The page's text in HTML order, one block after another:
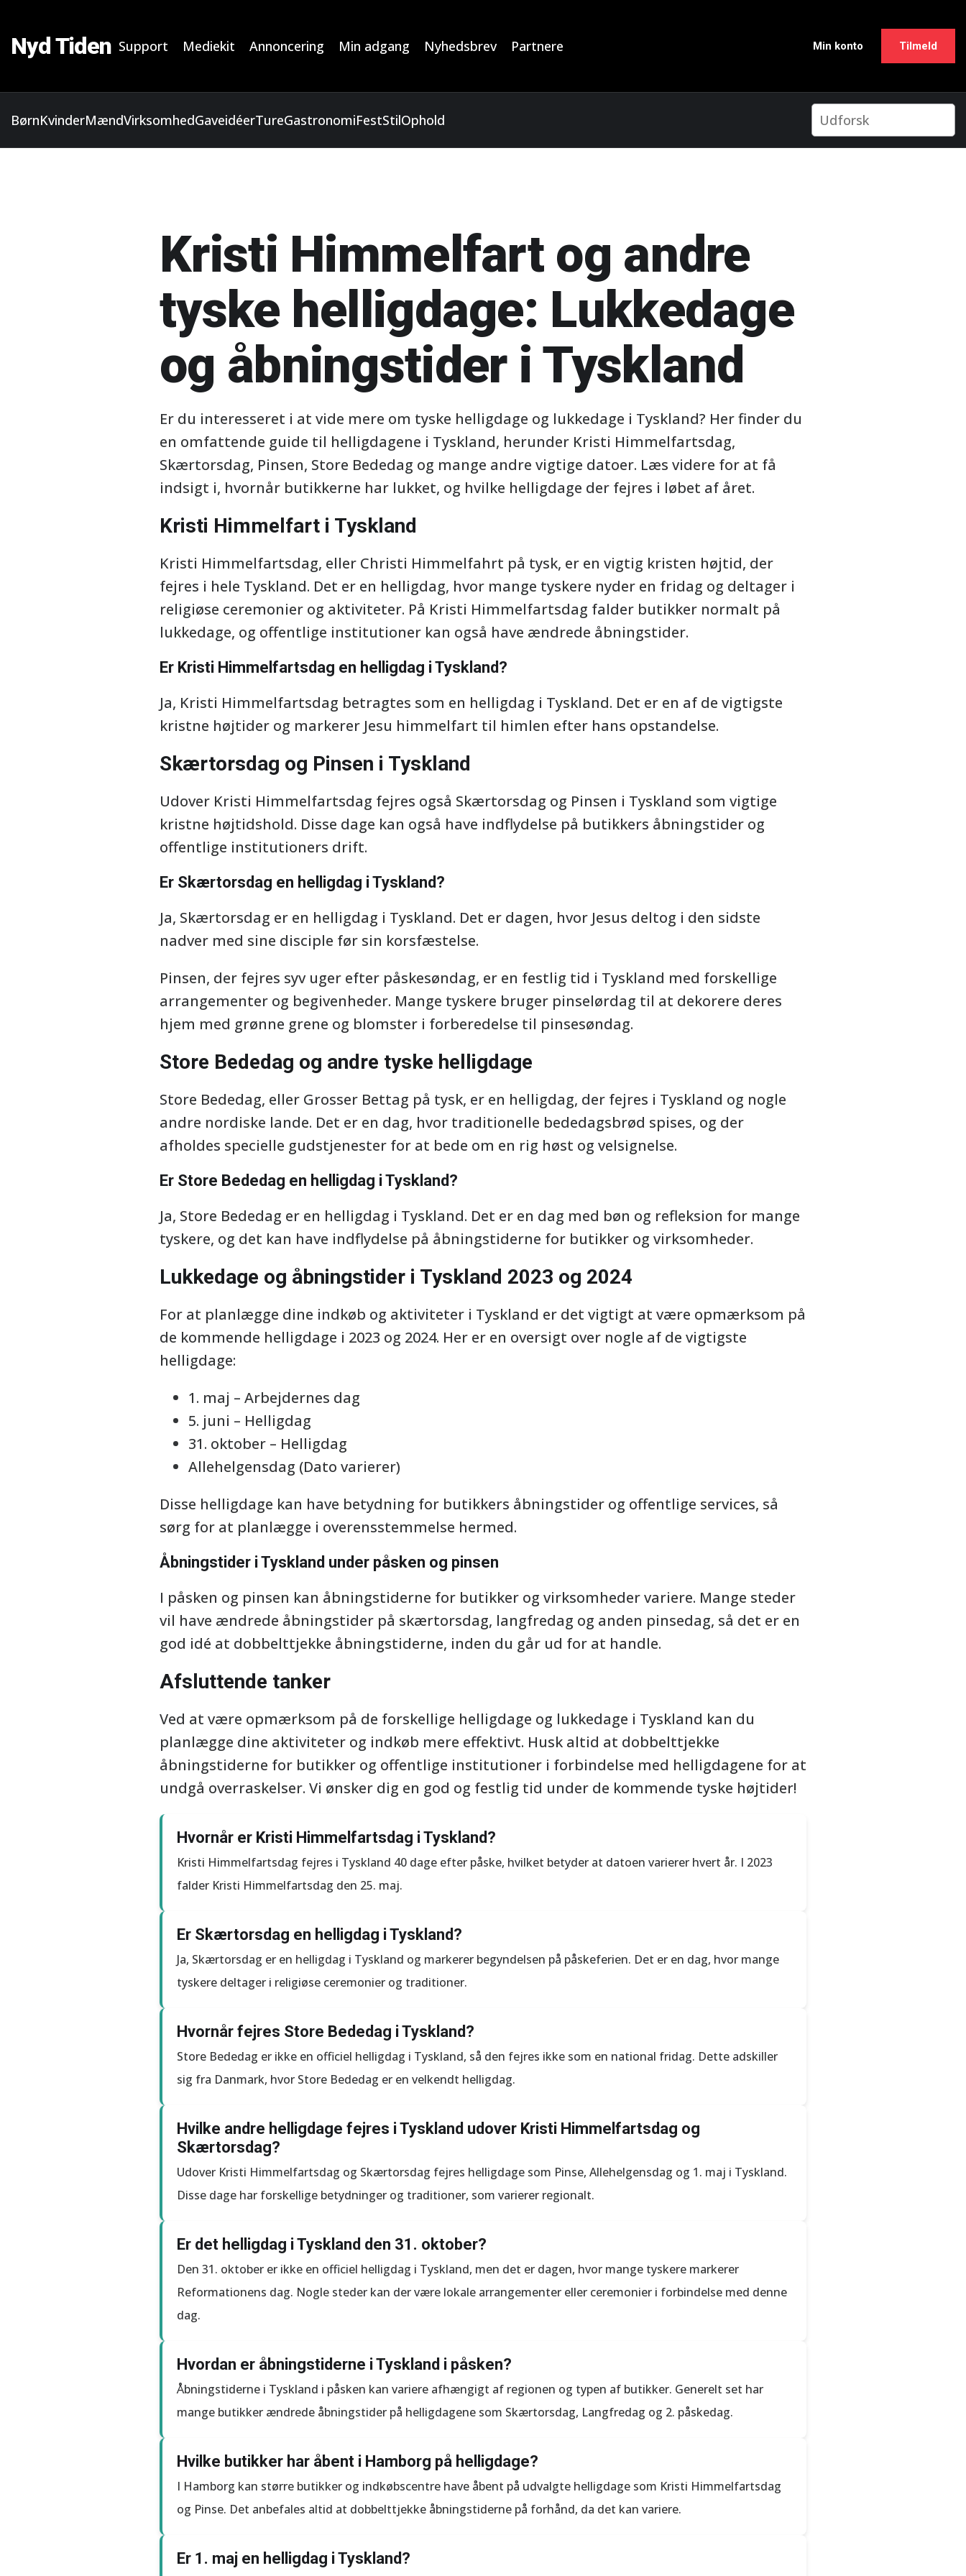
Nyd Tiden Support Mediekit Annoncering Min adgang Nyhedsbrev Partnere Min konto Tilmeld
BørnKvinderMændVirksomhedGaveidéerTureGastronomiFestStilOphold
Kristi Himmelfart og andre
tyske helligdage: Lukkedage
og åbningstider i Tyskland
Er du interesseret i at vide mere om tyske helligdage og lukkedage i Tyskland? Her finder du
en omfattende guide til helligdagene i Tyskland, herunder Kristi Himmelfartsdag,
Skærtorsdag, Pinsen, Store Bededag og mange andre vigtige datoer. Læs videre for at få
indsigt i, hvornår butikkerne har lukket, og hvilke helligdage der fejres i løbet af året.
Kristi Himmelfart i Tyskland
Kristi Himmelfartsdag, eller Christi Himmelfahrt på tysk, er en vigtig kristen højtid, der
fejres i hele Tyskland. Det er en helligdag, hvor mange tyskere nyder en fridag og deltager i
religiøse ceremonier og aktiviteter. På Kristi Himmelfartsdag falder butikker normalt på
lukkedage, og offentlige institutioner kan også have ændrede åbningstider.
Er Kristi Himmelfartsdag en helligdag i Tyskland?
Ja, Kristi Himmelfartsdag betragtes som en helligdag i Tyskland. Det er en af de vigtigste
kristne højtider og markerer Jesu himmelfart til himlen efter hans opstandelse.
Skærtorsdag og Pinsen i Tyskland
Udover Kristi Himmelfartsdag fejres også Skærtorsdag og Pinsen i Tyskland som vigtige
kristne højtidshold. Disse dage kan også have indflydelse på butikkers åbningstider og
offentlige institutioners drift.
Er Skærtorsdag en helligdag i Tyskland?
Ja, Skærtorsdag er en helligdag i Tyskland. Det er dagen, hvor Jesus deltog i den sidste
nadver med sine disciple før sin korsfæstelse.
Pinsen, der fejres syv uger efter påskesøndag, er en festlig tid i Tyskland med forskellige
arrangementer og begivenheder. Mange tyskere bruger pinselørdag til at dekorere deres
hjem med grønne grene og blomster i forberedelse til pinsesøndag.
Store Bededag og andre tyske helligdage
Store Bededag, eller Grosser Bettag på tysk, er en helligdag, der fejres i Tyskland og nogle
andre nordiske lande. Det er en dag, hvor traditionelle bededagsbrød spises, og der
afholdes specielle gudstjenester for at bede om en rig høst og velsignelse.
Er Store Bededag en helligdag i Tyskland?
Ja, Store Bededag er en helligdag i Tyskland. Det er en dag med bøn og refleksion for mange
tyskere, og det kan have indflydelse på åbningstiderne for butikker og virksomheder.
Lukkedage og åbningstider i Tyskland 2023 og 2024
For at planlægge dine indkøb og aktiviteter i Tyskland er det vigtigt at være opmærksom på
de kommende helligdage i 2023 og 2024. Her er en oversigt over nogle af de vigtigste
helligdage:
1. maj – Arbejdernes dag
5. juni – Helligdag
31. oktober – Helligdag
Allehelgensdag (Dato varierer)
Disse helligdage kan have betydning for butikkers åbningstider og offentlige services, så
sørg for at planlægge i overensstemmelse hermed.
Åbningstider i Tyskland under påsken og pinsen
I påsken og pinsen kan åbningstiderne for butikker og virksomheder variere. Mange steder
vil have ændrede åbningstider på skærtorsdag, langfredag og anden pinsedag, så det er en
god idé at dobbelttjekke åbningstiderne, inden du går ud for at handle.
Afsluttende tanker
Ved at være opmærksom på de forskellige helligdage og lukkedage i Tyskland kan du
planlægge dine aktiviteter og indkøb mere effektivt. Husk altid at dobbelttjekke
åbningstiderne for butikker og offentlige institutioner i forbindelse med helligdagene for at
undgå overraskelser. Vi ønsker dig en god og festlig tid under de kommende tyske højtider!
Hvornår er Kristi Himmelfartsdag i Tyskland?
Kristi Himmelfartsdag fejres i Tyskland 40 dage efter påske, hvilket betyder at datoen varierer hvert år. I 2023
falder Kristi Himmelfartsdag den 25. maj.
Er Skærtorsdag en helligdag i Tyskland?
Ja, Skærtorsdag er en helligdag i Tyskland og markerer begyndelsen på påskeferien. Det er en dag, hvor mange
tyskere deltager i religiøse ceremonier og traditioner.
Hvornår fejres Store Bededag i Tyskland?
Store Bededag er ikke en officiel helligdag i Tyskland, så den fejres ikke som en national fridag. Dette adskiller
sig fra Danmark, hvor Store Bededag er en velkendt helligdag.
Hvilke andre helligdage fejres i Tyskland udover Kristi Himmelfartsdag og
Skærtorsdag?
Udover Kristi Himmelfartsdag og Skærtorsdag fejres helligdage som Pinse, Allehelgensdag og 1. maj i Tyskland.
Disse dage har forskellige betydninger og traditioner, som varierer regionalt.
Er det helligdag i Tyskland den 31. oktober?
Den 31. oktober er ikke en officiel helligdag i Tyskland, men det er dagen, hvor mange tyskere markerer
Reformationens dag. Nogle steder kan der være lokale arrangementer eller ceremonier i forbindelse med denne
dag.
Hvordan er åbningstiderne i Tyskland i påsken?
Åbningstiderne i Tyskland i påsken kan variere afhængigt af regionen og typen af butikker. Generelt set har
mange butikker ændrede åbningstider på helligdagene som Skærtorsdag, Langfredag og 2. påskedag.
Hvilke butikker har åbent i Hamborg på helligdage?
I Hamborg kan større butikker og indkøbscentre have åbent på udvalgte helligdage som Kristi Himmelfartsdag
og Pinse. Det anbefales altid at dobbelttjekke åbningstiderne på forhånd, da det kan variere.
Er 1. maj en helligdag i Tyskland?